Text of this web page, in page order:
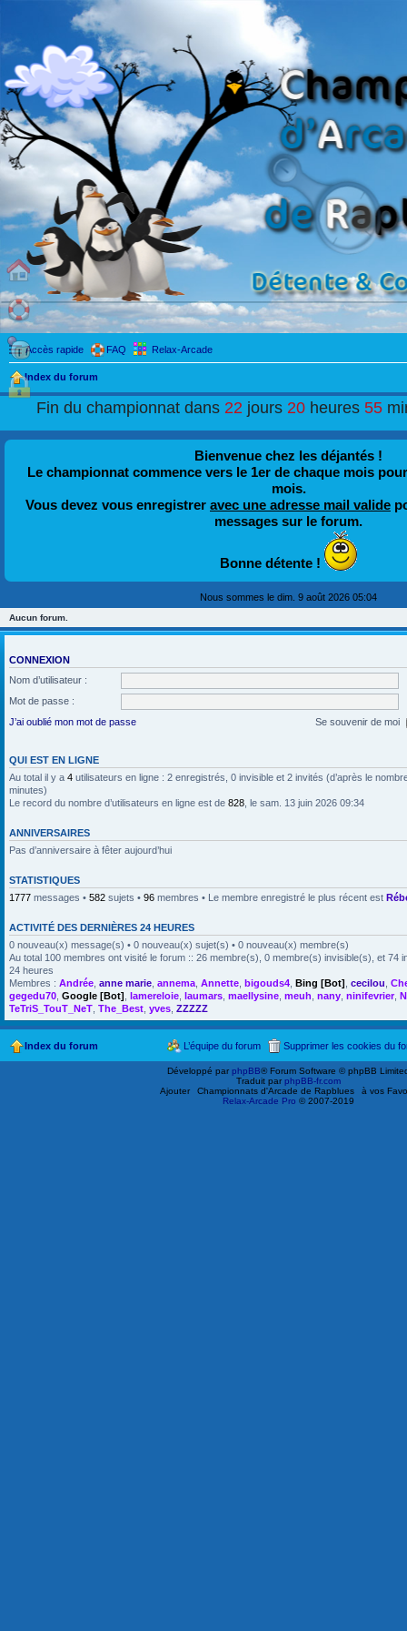
Accès rapide FAQ Relax-Arcade
Index du forum
Fin du championnat dans22 jours20 heures55
Bienvenue chez les déjantés !
Le championnat commence vers le 1er de chaque mois
mois.
Vous devez vous enregistrer avec une adresse mail valide
messages sur le forum.
Bonne détente !
Nous sommes le dim. 9 août 2026 05:04
Aucun forum.
CONNEXION
Nom d’utilisateur :
Mot de passe :
J’ai oublié mon mot de passe
Se souvenir de moi
QUI EST EN LIGNE
Au total il y a 4 utilisateurs en ligne : 2 enregistrés, 0 invisible et 2 invités (d’après le
minutes)
Le record du nombre d’utilisateurs en ligne est de 828 , le sam. 13 juin 2026 09:34
ANNIVERSAIRES
Pas d’anniversaire à fêter aujourd’hui
STATISTIQUES
1777 messages • 582 sujets • 96 membres • Le membre enregistré le plus récent est
ACTIVITÉ DES DERNIÈRES 24 HEURES
0 nouveau(x) message(s) • 0 nouveau(x) sujet(s) • 0 nouveau(x) membre(s)
Au total 100 membres ont visité le forum :: 26 membre(s), 0 membre(s) invisible(s), et 74
24 heures
Membres : Andrée anne marie annema Annette bigouds4 Bing [Bot] cecilou
gegedu70 Google [Bot] lamereloie laumars maellysine meuh nany ninifevrier,
TeTriS_TouT_NeT The_Best yves ZZZZZ
Index du forum Supprimer les cookies du
L’équipe du forum
Développé parphpBB® Forum Software © phpBB
Traduit parphpBB-fr.com
Ajouter
Championnats d'Arcade de Rapblues
à vos
Relax-Arcade Pro © 2007-2019